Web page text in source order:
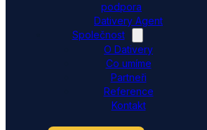
podpora
Dativery Agent
Společnost
O Dativery
Co umíme
Partneři
Reference
Kontakt